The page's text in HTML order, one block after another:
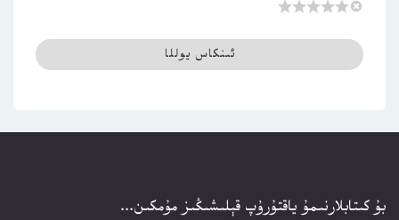
بۇ كىتابلارنىمۇ ياقتۇرۇپ قېلىشىڭىز مۇمكىن...